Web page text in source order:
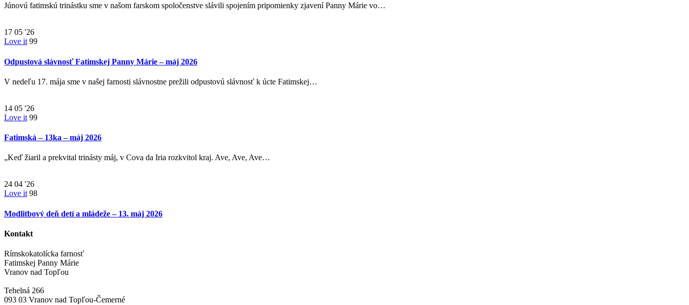
Júnovú fatimskú trinástku sme v našom farskom spoločenstve slávili spojením pripomienky zjavení Panny Márie vo…
17 05 '26
Love it 99
Odpustová slávnosť Fatimskej Panny Márie – máj 2026
V nedeľu 17. mája sme v našej farnosti slávnostne prežili odpustovú slávnosť k úcte Fatimskej…
14 05 '26
Love it 99
Fatimská – 13ka – máj 2026
„Keď žiaril a prekvital trinásty máj, v Cova da Iria rozkvitol kraj. Ave, Ave, Ave…
24 04 '26
Love it 98
Modlitbový deň detí a mládeže – 13. máj 2026
Kontakt
Rímskokatolícka farnosť
Fatimskej Panny Márie
Vranov nad Topľou
Tehelná 266
093 03 Vranov nad Topľou-Čemerné